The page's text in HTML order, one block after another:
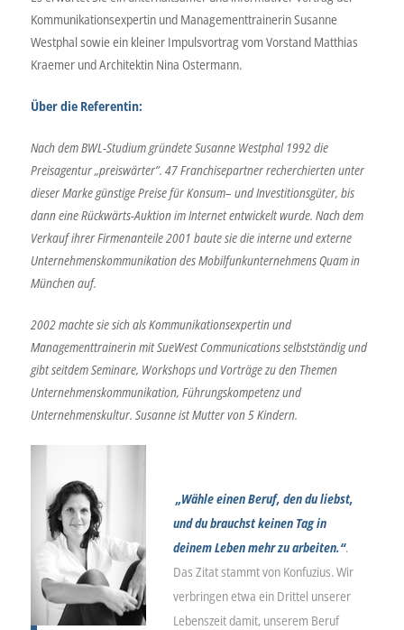
Kommunikationsexpertin und Managementtrainerin Susanne
Westphal sowie ein kleiner Impulsvortrag vom Vorstand Matthias
Kraemer und Architektin Nina Ostermann.
Über die Referentin:
Nach dem BWL-Studium gründete Susanne Westphal 1992 die
Preisagentur „preiswärter”. 47 Franchisepartner recherchierten unter
dieser Marke günstige Preise für Konsum– und Investitionsgüter, bis
dann eine Rückwärts-Auktion im Internet entwickelt wurde. Nach dem
Verkauf ihrer Firmenanteile 2001 baute sie die interne und externe
Unternehmenskommunikation des Mobilfunkunternehmens Quam in
München auf.
2002 machte sie sich als Kommunikationsexpertin und
Managementtrainerin mit SueWest Communications selbstständig und
gibt seitdem Seminare, Workshops und Vorträge zu den Themen
Unternehmenskommunikation, Führungskompetenz und
Unternehmenskultur. Susanne ist Mutter von 5 Kindern.
„Wähle einen Beruf, den du liebst,
und du brauchst keinen Tag in
deinem Leben mehr zu arbeiten.“.
Das Zitat stammt von Konfuzius. Wir
verbringen etwa ein Drittel unserer
Lebenszeit damit, unserem Beruf